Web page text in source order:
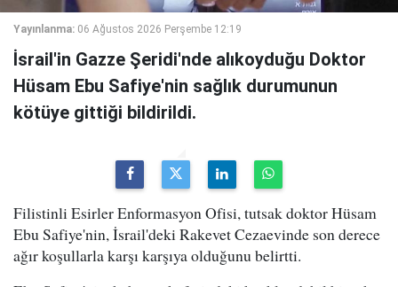
Yayınlanma: 06 Ağustos 2026 Perşembe 12:19
İsrail'in Gazze Şeridi'nde alıkoyduğu Doktor
Hüsam Ebu Safiye'nin sağlık durumunun
kötüye gittiği bildirildi.
Filistinli Esirler Enformasyon Ofisi, tutsak doktor Hüsam
Ebu Safiye'nin, İsrail'deki Rakevet Cezaevinde son derece
ağır koşullarla karşı karşıya olduğunu belirtti.